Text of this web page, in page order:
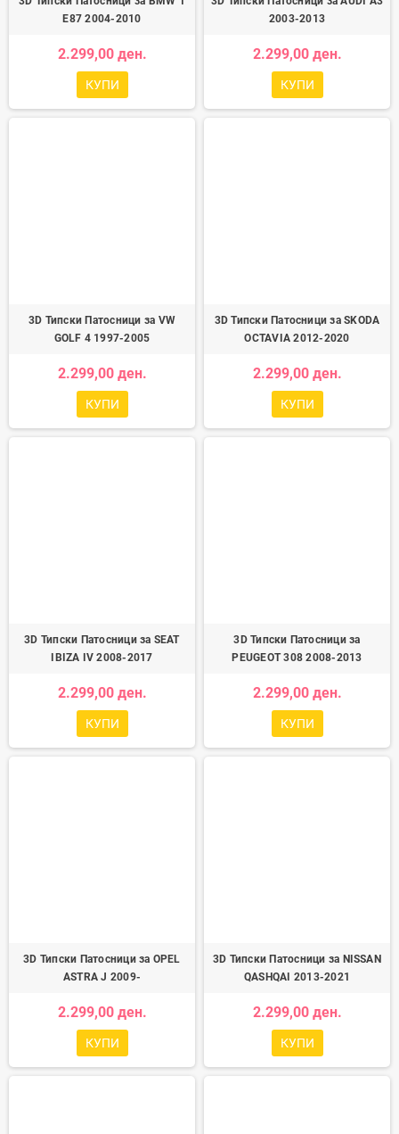
E87 2004-2010
2.299,00 ден.
КУПИ
2003-2013
2.299,00 ден.
КУПИ
3D Типски Патосници за VW
GOLF 4 1997-2005
2.299,00 ден.
КУПИ
3D Типски Патосници за SKODA
OCTAVIA 2012-2020
2.299,00 ден.
КУПИ
3D Типски Патосници за SEAT
IBIZA IV 2008-2017
2.299,00 ден.
КУПИ
3D Типски Патосници за
PEUGEOT 308 2008-2013
2.299,00 ден.
КУПИ
3D Типски Патосници за OPEL
ASTRA J 2009-
2.299,00 ден.
КУПИ
3D Типски Патосници за NISSAN
QASHQAI 2013-2021
2.299,00 ден.
КУПИ